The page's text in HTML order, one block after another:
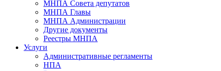
МНПА Совета депутатов
МНПА Главы
МНПА Администрации
Другие документы
Реестры МНПА
Услуги
Административные регламенты
НПА